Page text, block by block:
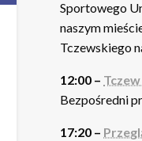
Sportowego
naszym
Tczewskiego
12:00 –
Bezpośredni
17:20 –